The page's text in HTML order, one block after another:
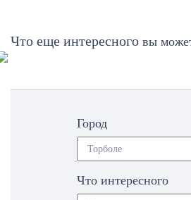
Что еще интересного вы
Город
Что интересного